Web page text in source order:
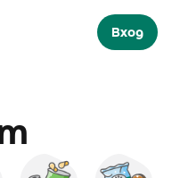
Вход